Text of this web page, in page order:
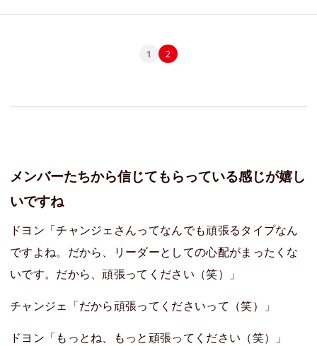
1 2
メンバーたちから信じてもらっている感じが嬉し
いですね
ドヨン「チャンジェさんってなんでも頑張るタイプなん
ですよね。だから、リーダーとしての心配がまったくな
いです。だから、頑張ってください（笑）」
チャンジェ「だから頑張ってくださいって（笑）」
ドヨン「もっとね、もっと頑張ってください（笑）」